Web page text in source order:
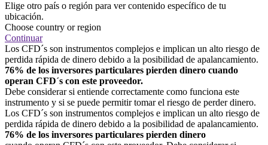
Elige otro país o región para ver contenido específico de tu
ubicación.
Choose country or region
Continuar
Los CFD´s son instrumentos complejos e implican un alto riesgo de
perdida rápida de dinero debido a la posibilidad de apalancamiento.
76% de los inversores particulares pierden dinero cuando
operan CFD´s con este proveedor.
Debe considerar si entiende correctamente como funciona este
instrumento y si se puede permitir tomar el riesgo de perder dinero.
Los CFD´s son instrumentos complejos e implican un alto riesgo de
perdida rápida de dinero debido a la posibilidad de apalancamiento.
76% de los inversores particulares pierden dinero